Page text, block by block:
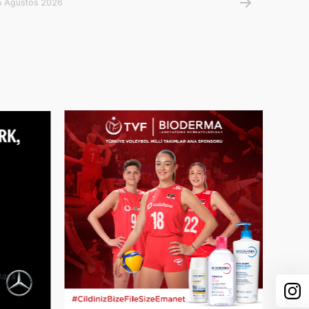
Ağustos 2026